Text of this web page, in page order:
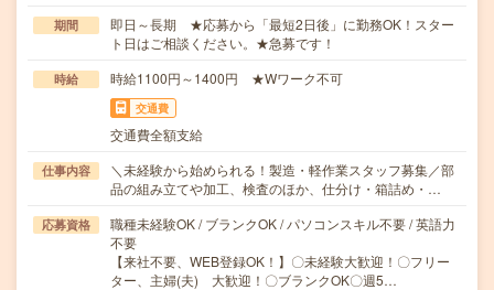
期間
即日～長期 ★応募から「最短2日後」に勤務OK！スター
ト日はご相談ください。★急募です！
時給 時給1100円～1400円 ★Wワーク不可
交通費
交通費全額支給
仕事内容
＼未経験から始められる！製造・軽作業スタッフ募集／部
品の組み立てや加工、検査のほか、仕分け・箱詰め・…
応募資格
職種未経験OK / ブランクOK / パソコンスキル不要 / 英語力
不要
【来社不要、WEB登録OK！】〇未経験大歓迎！〇フリー
ター、主婦(夫) 大歓迎！〇ブランクOK〇週5…